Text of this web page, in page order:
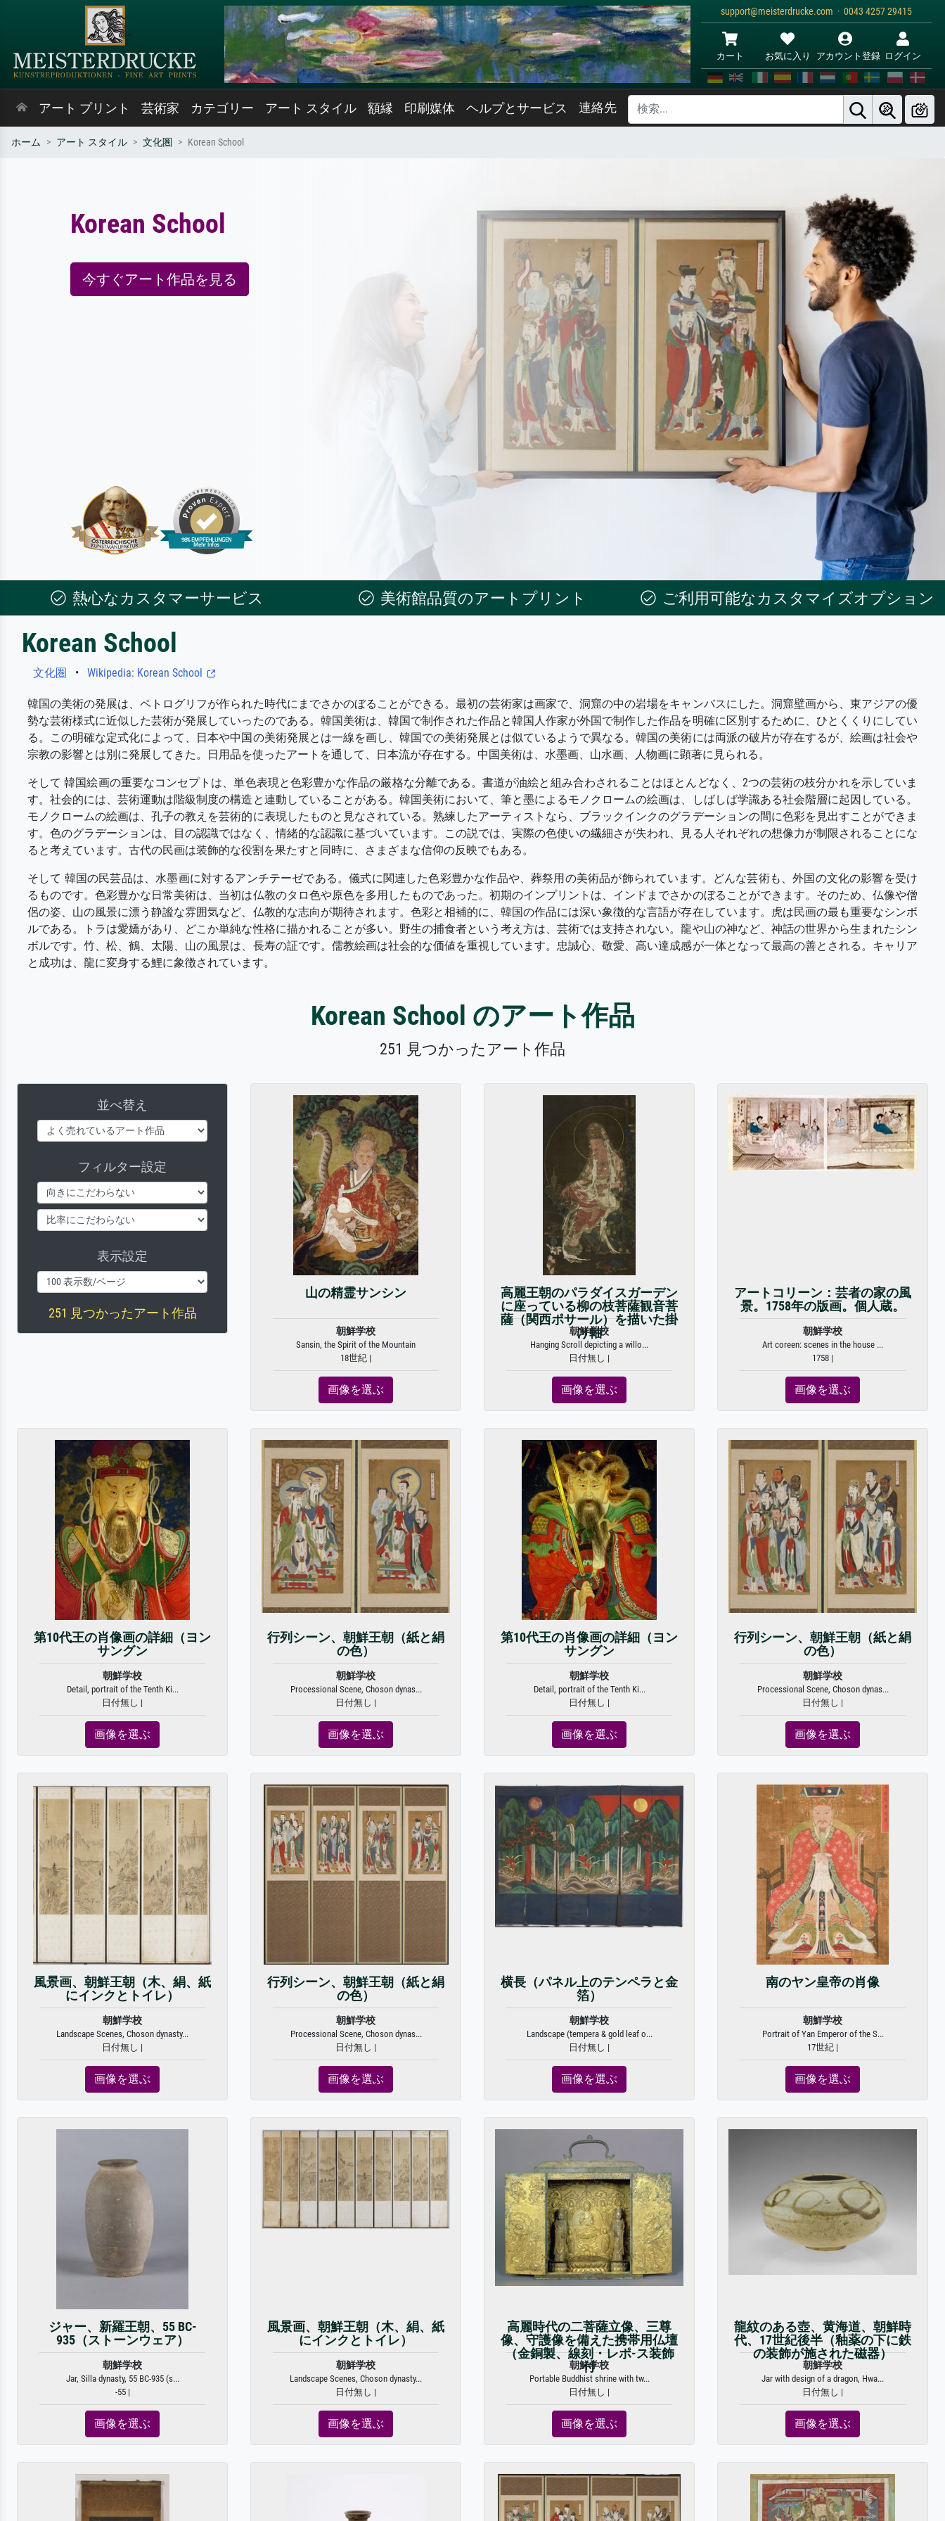
support@meisterdrucke.com · 0043 4257 29415
カート お気に入り アカウント登録 ログイン
アート プリント 芸術家 カテゴリー アート スタイル 額縁 印刷媒体 ヘルプとサービス 連絡先
ホーム アート スタイル 文化圏 Korean School
Korean School
今すぐアート作品を見る
熱心なカスタマーサービス 美術館品質のアートプリント ご利用可能なカスタマイズオプション
Korean School
文化圏 • Wikipedia: Korean School
韓国の美術の発展は、ペトログリフが作られた時代にまでさかのぼることができる。最初の芸術家は画家で、洞窟の中の岩場をキャンバスにした。洞窟壁画から、東アジアの優
勢な芸術様式に近似した芸術が発展していったのである。韓国美術は、韓国で制作された作品と韓国人作家が外国で制作した作品を明確に区別するために、ひとくくりにしてい
る。この明確な定式化によって、日本や中国の美術発展とは一線を画し、韓国での美術発展とは似ているようで異なる。韓国の美術には両派の破片が存在するが、絵画は社会や
宗教の影響とは別に発展してきた。日用品を使ったアートを通して、日本流が存在する。中国美術は、水墨画、山水画、人物画に顕著に見られる。
そして 韓国絵画の重要なコンセプトは、単色表現と色彩豊かな作品の厳格な分離である。書道が油絵と組み合わされることはほとんどなく、2つの芸術の枝分かれを示していま
す。社会的には、芸術運動は階級制度の構造と連動していることがある。韓国美術において、筆と墨によるモノクロームの絵画は、しばしば学識ある社会階層に起因している。
モノクロームの絵画は、孔子の教えを芸術的に表現したものと見なされている。熟練したアーティストなら、ブラックインクのグラデーションの間に色彩を見出すことができま
す。色のグラデーションは、目の認識ではなく、情緒的な認識に基づいています。この説では、実際の色使いの繊細さが失われ、見る人それぞれの想像力が制限されることにな
ると考えています。古代の民画は装飾的な役割を果たすと同時に、さまざまな信仰の反映でもある。
そして 韓国の民芸品は、水墨画に対するアンチテーゼである。儀式に関連した色彩豊かな作品や、葬祭用の美術品が飾られています。どんな芸術も、外国の文化の影響を受け
るものです。色彩豊かな日常美術は、当初は仏教のタロ色や原色を多用したものであった。初期のインプリントは、インドまでさかのぼることができます。そのため、仏像や僧
侶の姿、山の風景に漂う静謐な雰囲気など、仏教的な志向が期待されます。色彩と相補的に、韓国の作品には深い象徴的な言語が存在しています。虎は民画の最も重要なシンボ
ルである。トラは愛嬌があり、どこか単純な性格に描かれることが多い。野生の捕食者という考え方は、芸術では支持されない。龍や山の神など、神話の世界から生まれたシン
ボルです。竹、松、鶴、太陽、山の風景は、長寿の証です。儒教絵画は社会的な価値を重視しています。忠誠心、敬愛、高い達成感が一体となって最高の善とされる。キャリア
と成功は、龍に変身する鯉に象徴されています。
Korean School のアート作品
251 見つかったアート作品
並べ替え
フィルター設定
表示設定
251 見つかったアート作品
山の精霊サンシン
朝鮮学校
Sansin, the Spirit of the Mountain
18世紀 |
画像を選ぶ
高麗王朝のパラダイスガーデン
に座っている柳の枝菩薩観音菩
薩（関西ポサール）を描いた掛
け軸
朝鮮学校
Hanging Scroll depicting a willo...
日付無し |
画像を選ぶ
アートコリーン：芸者の家の風
景。1758年の版画。個人蔵。
朝鮮学校
Art coreen: scenes in the house ...
1758 |
画像を選ぶ
第10代王の肖像画の詳細（ヨン
サングン
朝鮮学校
Detail, portrait of the Tenth Ki...
日付無し |
画像を選ぶ
行列シーン、朝鮮王朝（紙と絹
の色）
朝鮮学校
Processional Scene, Choson dynas...
日付無し |
画像を選ぶ
第10代王の肖像画の詳細（ヨン
サングン
朝鮮学校
Detail, portrait of the Tenth Ki...
日付無し |
画像を選ぶ
行列シーン、朝鮮王朝（紙と絹
の色）
朝鮮学校
Processional Scene, Choson dynas...
日付無し |
画像を選ぶ
風景画、朝鮮王朝（木、絹、紙
にインクとトイレ）
朝鮮学校
Landscape Scenes, Choson dynasty...
日付無し |
画像を選ぶ
行列シーン、朝鮮王朝（紙と絹
の色）
朝鮮学校
Processional Scene, Choson dynas...
日付無し |
画像を選ぶ
横長（パネル上のテンペラと金
箔）
朝鮮学校
Landscape (tempera & gold leaf o...
日付無し |
画像を選ぶ
南のヤン皇帝の肖像
朝鮮学校
Portrait of Yan Emperor of the S...
17世紀 |
画像を選ぶ
ジャー、新羅王朝、55 BC-
935（ストーンウェア）
朝鮮学校
Jar, Silla dynasty, 55 BC-935 (s...
-55 |
画像を選ぶ
風景画、朝鮮王朝（木、絹、紙
にインクとトイレ）
朝鮮学校
Landscape Scenes, Choson dynasty...
日付無し |
画像を選ぶ
高麗時代の二菩薩立像、三尊
像、守護像を備えた携帯用仏壇
（金銅製、線刻・レポ-ス装飾
付
朝鮮学校
Portable Buddhist shrine with tw...
日付無し |
画像を選ぶ
龍紋のある壺、黄海道、朝鮮時
代、17世紀後半（釉薬の下に鉄
の装飾が施された磁器）
朝鮮学校
Jar with design of a dragon, Hwa...
日付無し |
画像を選ぶ